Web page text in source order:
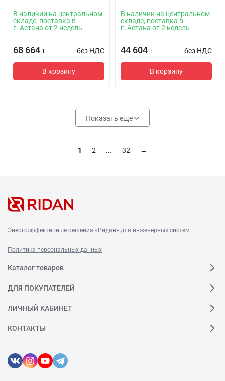
В наличии на центральном
складе, поставка в
г. Астана от 2 недель
68 664 T без НДС
В корзину
В наличии на центральном
складе, поставка в
г. Астана от 2 недель
44 604 T без НДС
В корзину
Показать еще
1 2 ... 32 →
Энергоэффективные решения «Ридан» для инженерных систем
Политика персональных данных
Каталог товаров
ДЛЯ ПОКУПАТЕЛЕЙ
ЛИЧНЫЙ КАБИНЕТ
КОНТАКТЫ